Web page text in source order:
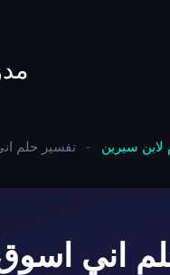
لابن سيرين - تفسير حلم
اني